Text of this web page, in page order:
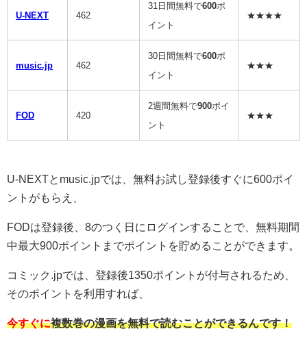
U-NEXT 462
31日間無料で600ポ
イント
★★★★
music.jp 462
30日間無料で600ポ
イント
★★★
FOD 420
2週間無料で900ポイ
ント
★★★
U-NEXTとmusic.jpでは、無料お試し登録後すぐに600ポイ
ントがもらえ、
FODは登録後、8のつく日にログインすることで、無料期間
中最大900ポイントまでポイントを貯めることができます。
コミック.jpでは、登録後1350ポイントが付与されるため、
そのポイントを利用すれば、
今すぐに複数巻の漫画を無料で読むことができるんです！